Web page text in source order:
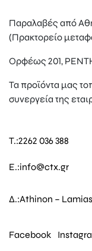
Παραλαβές από
(Πρακτορείο
Ορφέως 201,
Τα προϊόντα μας
συνεργεία της
T.:2262 036 388
E.:info@ctx.gr
Δ.:Athinon –
Facebook